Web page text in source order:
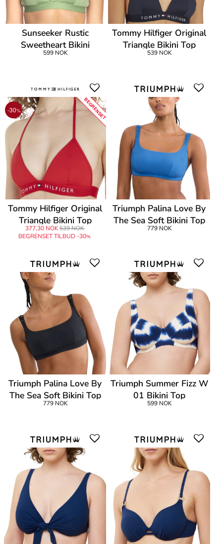
Sunseeker Rustic
Sweetheart Bikini
Bralette
599 NOK
Tommy Hilfiger Original
Triangle Bikini Top
539 NOK
-30% BEGRENSET
Tommy Hilfiger Original
Triangle Bikini Top
377,30 NOK539 NOK
BEGRENSET TILBUD -30%
Triumph Palina Love By
The Sea Soft Bikini Top
779 NOK
Triumph Palina Love By
The Sea Soft Bikini Top
779 NOK
Triumph Summer Fizz W
01 Bikini Top
599 NOK